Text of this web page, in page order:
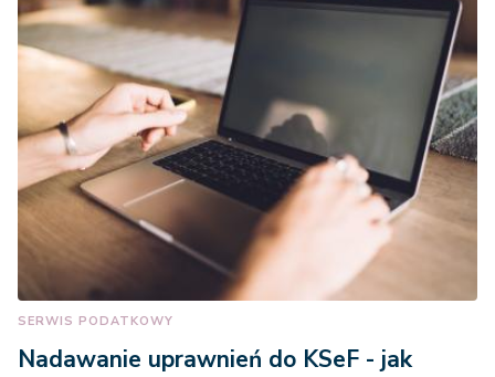
SERWIS PODATKOWY
Nadawanie uprawnień do KSeF - jak